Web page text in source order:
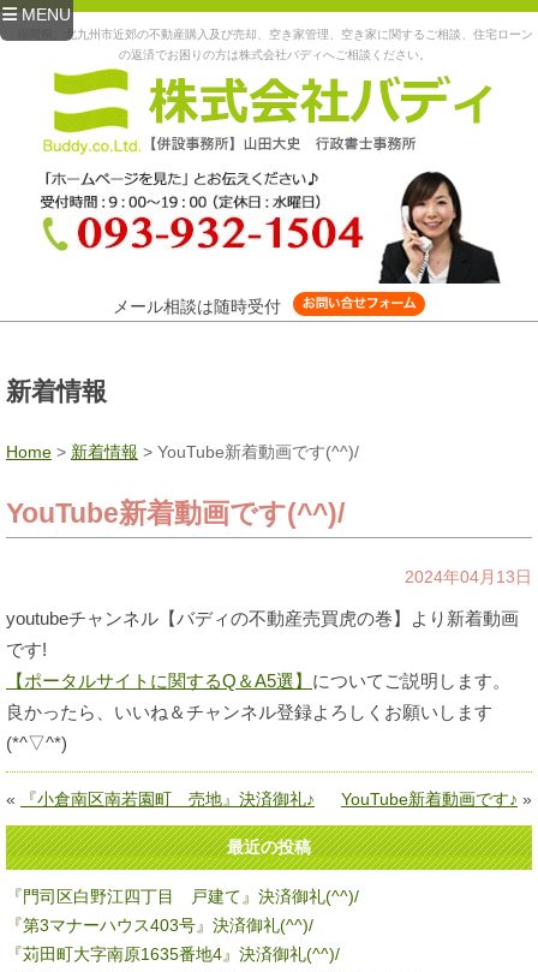
MENU
福岡県、北九州市近郊の不動産購入及び売却、空き家管理、空き家に関するご相談、住宅ローン
の返済でお困りの方は株式会社バディへご相談ください。
メール相談は随時受付
新着情報
Home > 新着情報 > YouTube新着動画です(^^)/
YouTube新着動画です(^^)/
2024年04月13日
youtubeチャンネル【バディの不動産売買虎の巻】より新着動画
です!
【ポータルサイトに関するQ＆A5選】 についてご説明します。
良かったら、いいね＆チャンネル登録よろしくお願いします
(*^▽^*)
« 『小倉南区南若園町 売地』決済御礼♪ YouTube新着動画です♪ »
最近の投稿
『門司区白野江四丁目 戸建て』決済御礼(^^)/
『第3マナーハウス403号』決済御礼(^^)/
『苅田町大字南原1635番地4』決済御礼(^^)/